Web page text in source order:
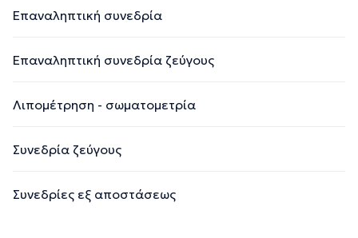
Επαναληπτική συνεδρία
Επαναληπτική συνεδρία ζεύγους
Λιπομέτρηση - σωματομετρία
Συνεδρία ζεύγους
Συνεδρίες εξ αποστάσεως